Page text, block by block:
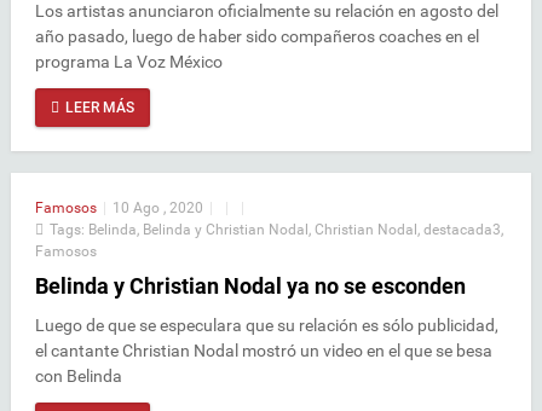
Los artistas anunciaron oficialmente su relación en agosto del
año pasado, luego de haber sido compañeros coaches en el
programa La Voz México
LEER MÁS
Famosos | 10 Ago , 2020 | |
|
Tags: Belinda Belinda y Christian Nodal Christian Nodal destacada3
Famosos
Belinda y Christian Nodal ya no se esconden
Luego de que se especulara que su relación es sólo publicidad,
el cantante Christian Nodal mostró un video en el que se besa
con Belinda